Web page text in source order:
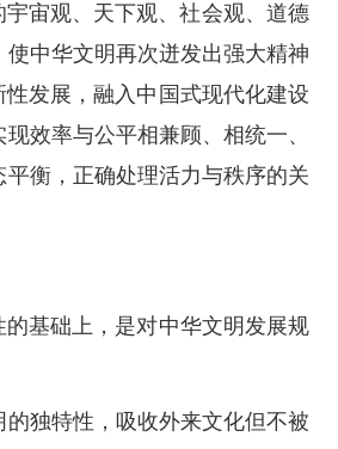
宙观、天下观、社会观、道德
中华文明再次迸发出强大精神
发展，融入中国式现代化建设
效率与公平相兼顾、相统一、
衡，正确处理活力与秩序的关
基础上，是对中华文明发展规
独特性，吸收外来文化但不被